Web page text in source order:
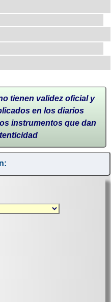
tienen validez oficial y
en los diarios
instrumentos que dan